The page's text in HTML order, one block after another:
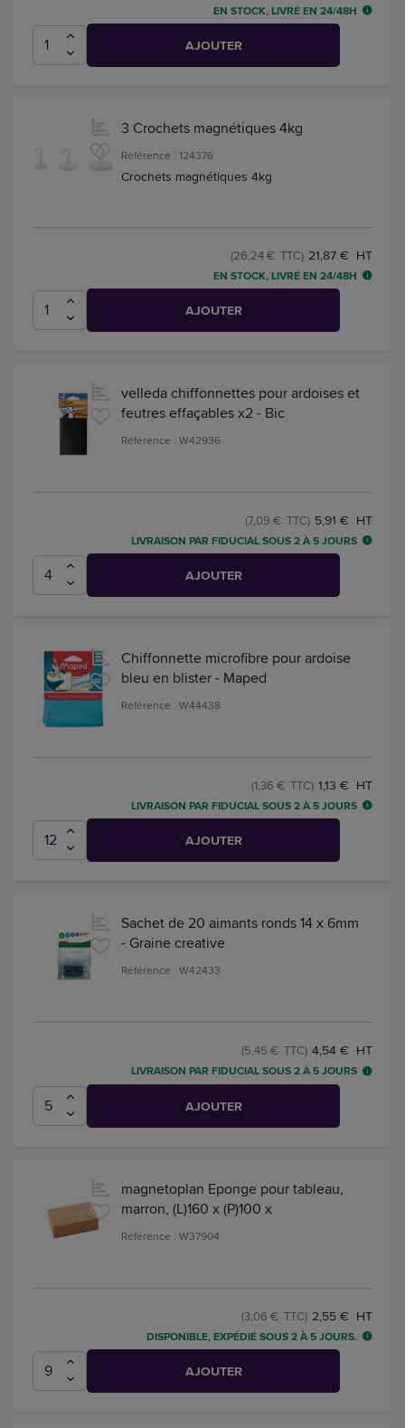
EN STOCK, LIVRÉ EN 24/48H
AJOUTER
3 Crochets magnétiques 4kg
Référence : 124376
Crochets magnétiques 4kg
21,87 € HT
(26,24 € TTC)
EN STOCK, LIVRÉ EN 24/48H
AJOUTER
velleda chiffonnettes pour ardoises et
feutres effaçables x2 - Bic
Référence : W42936
5,91 € HT
(7,09 € TTC)
LIVRAISON PAR FIDUCIAL SOUS 2 À 5 JOURS
AJOUTER
Chiffonnette microfibre pour ardoise
bleu en blister - Maped
Référence : W44438
1,13 € HT
(1,36 € TTC)
LIVRAISON PAR FIDUCIAL SOUS 2 À 5 JOURS
AJOUTER
Sachet de 20 aimants ronds 14 x 6mm
- Graine creative
Référence : W42433
4,54 € HT
(5,45 € TTC)
LIVRAISON PAR FIDUCIAL SOUS 2 À 5 JOURS
AJOUTER
magnetoplan Eponge pour tableau,
marron, (L)160 x (P)100 x
Référence : W37904
2,55 € HT
(3,06 € TTC)
DISPONIBLE, EXPÉDIÉ SOUS 2 À 5 JOURS.
AJOUTER